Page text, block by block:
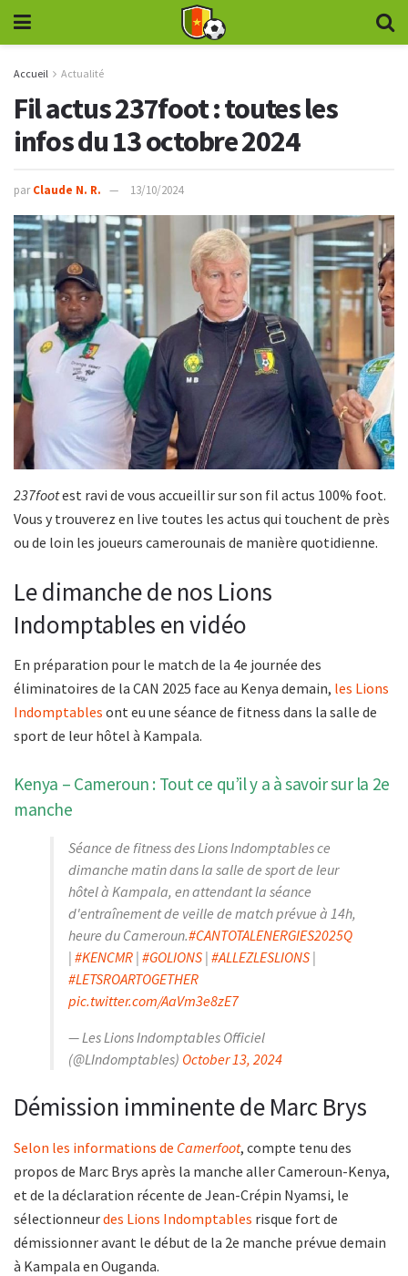
Accueil Actualité
Fil actus 237foot : toutes les
infos du 13 octobre 2024
par Claude N. R. 13/10/2024
237footest ravi de vous accueillir sur son fil actus 100% foot.
Vous y trouverez en live toutes les actus qui touchent de près
ou de loin les joueurs camerounais de manière quotidienne.
Le dimanche de nos Lions
Indomptables en vidéo
En préparation pour le match de la 4e journée des
éliminatoires de la CAN 2025 face au Kenya demain, les Lions
Indomptables ont eu une séance de fitness dans la salle de
sport de leur hôtel à Kampala.
Kenya – Cameroun : Tout ce qu’il y a à savoir sur la 2e
manche
Séance de fitness des Lions Indomptables ce
dimanche matin dans la salle de sport de leur
hôtel à Kampala, en attendant la séance
d'entraînement de veille de match prévue à 14h,
heure du Cameroun.#CANTOTALENERGIES2025Q
| #KENCMR | #GOLIONS | #ALLEZLESLIONS |
#LETSROARTOGETHER
pic.twitter.com/AaVm3e8zE7
— Les Lions Indomptables Officiel
(@LIndomptables) October 13, 2024
Démission imminente de Marc Brys
Selon les informations de Camerfoot, compte tenu des
propos de Marc Brys après la manche aller Cameroun-Kenya,
et de la déclaration récente de Jean-Crépin Nyamsi, le
sélectionneurdes Lions Indomptables risque fort de
démissionner avant le début de la 2e manche prévue demain
à Kampala en Ouganda.